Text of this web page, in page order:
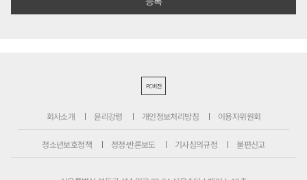
PC버전
회사소개 윤리강령 개인정보처리방침 이용자위원회
청소년보호정책 정정·반론보도 기사심의규정 불편신고